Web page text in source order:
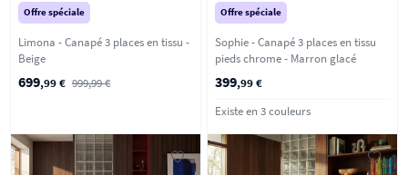
Offre spéciale
Limona - Canapé 3 places en tissu -
Beige
699,99 € 999,99 €
Offre spéciale
Sophie - Canapé 3 places en tissu
pieds chrome - Marron glacé
399,99 €
Existe en 3 couleurs